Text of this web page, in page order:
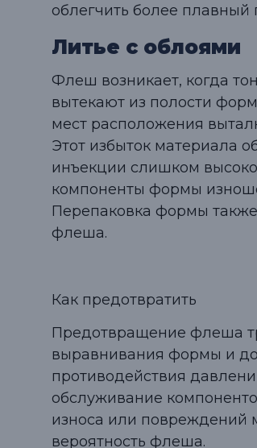
облегчить более
Литье с облоями
Флеш возникает, когда
вытекают из полости
мест расположения
Этот избыток материала
инъекции слишком
компоненты формы
Перепаковка формы
флеша.
Как предотвратить
Предотвращение флеша
выравнивания формы и
противодействия
обслуживание
износа или повреждений
вероятность флеша.